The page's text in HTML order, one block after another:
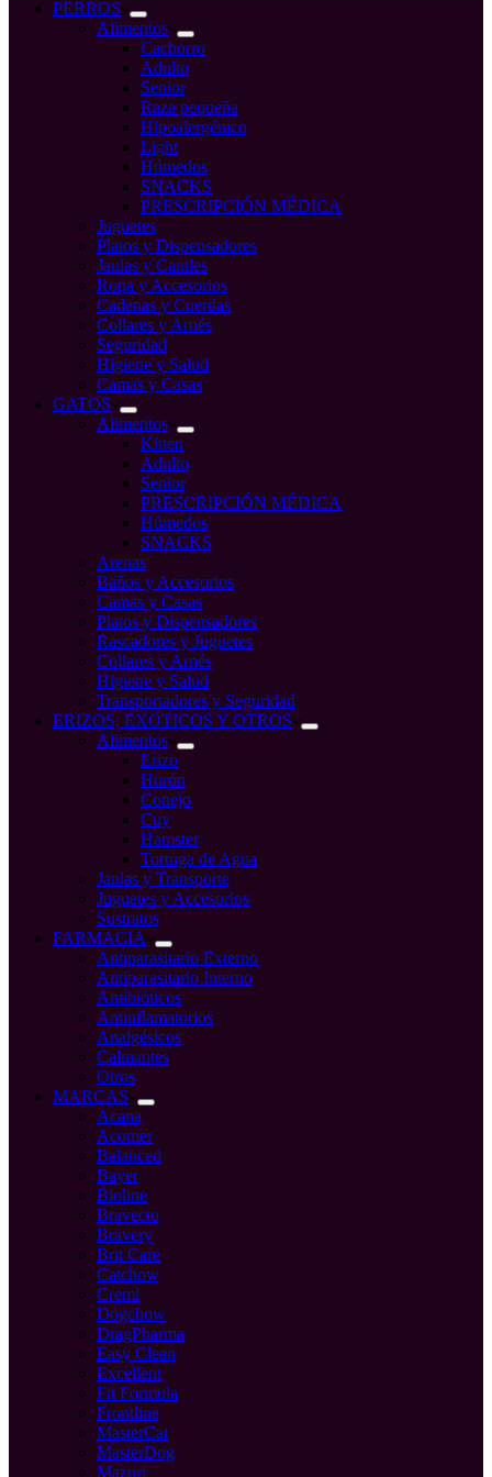
compraPERROS
Alimentos
Cachorro
Adulto
Senior
Raza pequeña
Hipoalergénico
Light
Húmedos
SNACKS
PRESCRIPCIÓN MÉDICA
Juguetes
Platos y Dispensadores
Jaulas y Caniles
Ropa y Accesorios
Cadenas y Cuerdas
Collares y Arnés
Seguridad
Higiene y Salud
Camas y Casas
GATOS
Alimentos
Kitten
Adulto
Senior
PRESCRIPCIÓN MÉDICA
Húmedos
SNACKS
Arenas
Baños y Accesorios
Camas y Casas
Platos y Dispensadores
Rascadores y Juguetes
Collares y Arnés
Higiene y Salud
Transportadores y Seguridad
ERIZOS, EXOTICOS Y OTROS
Alimentos
Erizo
Hurón
Conejo
Cuy
Hamster
Tortuga de Agua
Jaulas y Transporte
Juguetes y Accesorios
Sustratos
FARMACIA
Antiparasitario Externo
Antiparasitario Interno
Antibióticos
Antinflamatorios
Analgésicos
Calmantes
Otros
MARCAS
Acana
Acomer
Balanced
Bayer
Bioline
Bravecto
Bravery
Brit Care
Catchow
Cremi
Dogchow
DragPharma
Easy Clean
Excellent
Fit Formula
Frontline
MasterCat
MasterDog
Mazuri